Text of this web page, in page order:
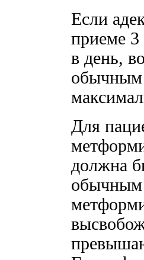
Если
приеме 3
в день,
обычным
Для
должна